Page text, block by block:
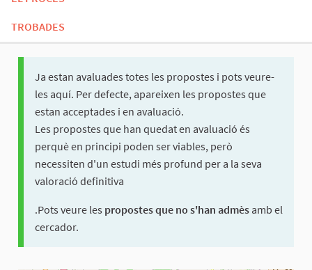
TROBADES
Ja estan avaluades totes les propostes i pots veure-
les aquí. Per defecte, apareixen les propostes que
estan acceptades i en avaluació.
Les propostes que han quedat en avaluació és
perquè en principi poden ser viables, però
necessiten d'un estudi més profund per a la seva
valoració definitiva
.Pots veure les propostes que no s'han admès amb el
cercador.